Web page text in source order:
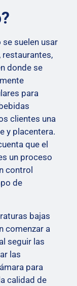
suelen usar
donde se
para
clientes una
y placentera.
que el
un proceso
control
de
bajas
comenzar a
seguir las
las
para
calidad de